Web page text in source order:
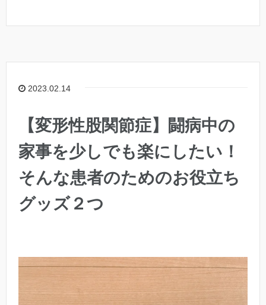
2023.02.14
【変形性股関節症】闘病中の
家事を少しでも楽にしたい！
そんな患者のためのお役立ち
グッズ２つ